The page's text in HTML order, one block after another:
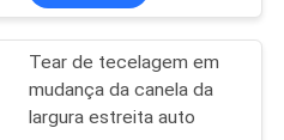
do
Tear de tecelagem em
mudança da canela da
largura estreita auto